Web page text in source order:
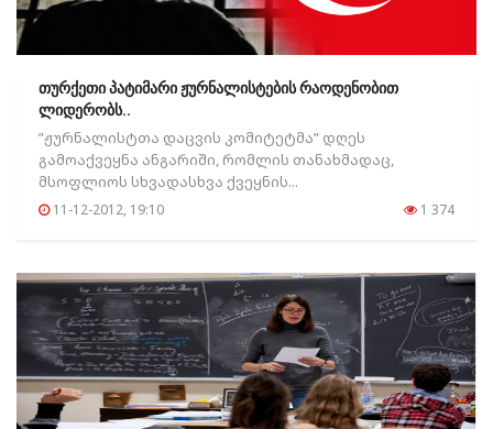
თურქეთი პატიმარი ჟურნალისტების რაოდენობით
ლიდერობს..
”ჟურნალისტთა დაცვის კომიტეტმა” დღეს
გამოაქვეყნა ანგარიში, რომლის თანახმადაც,
მსოფლიოს სხვადასხვა ქვეყნის...
11-12-2012, 19:10 1 374